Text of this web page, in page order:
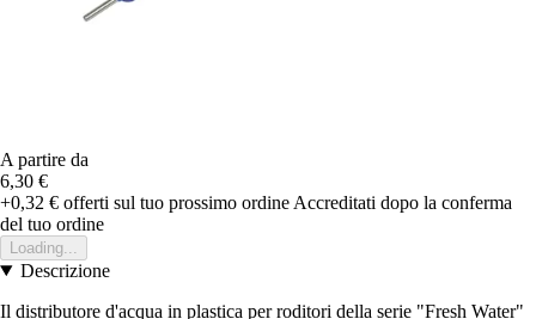
A partire da
6,30 €
+0,32 € offerti sul tuo prossimo ordine Accreditati dopo la conferma
del tuo ordine
Loading...
Descrizione
Il distributore d'acqua in plastica per roditori della serie "Fresh Water"